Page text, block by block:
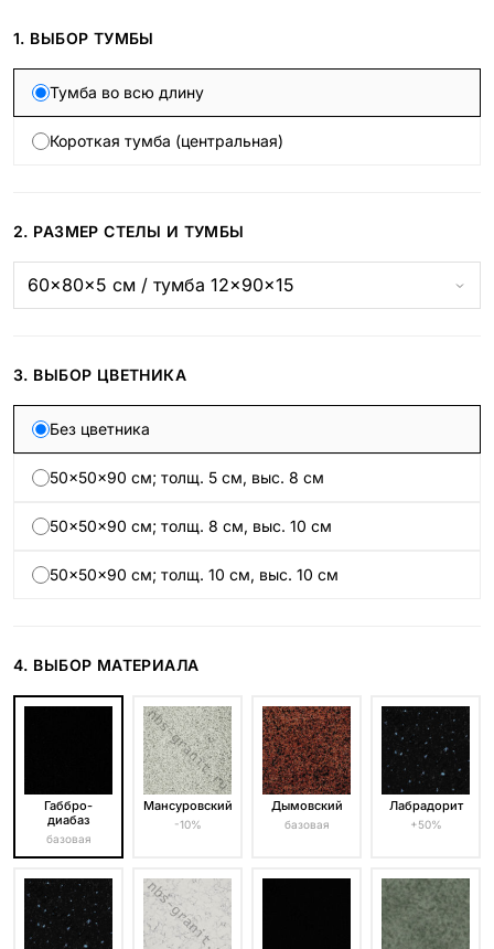
1. ВЫБОР ТУМБЫ
Тумба во всю длину
Короткая тумба (центральная)
2. РАЗМЕР СТЕЛЫ И ТУМБЫ
3. ВЫБОР ЦВЕТНИКА
Без цветника
50×50×90 см; толщ. 5 см, выс. 8 см
50×50×90 см; толщ. 8 см, выс. 10 см
50×50×90 см; толщ. 10 см, выс. 10 см
4. ВЫБОР МАТЕРИАЛА
Габбро-
диабаз
базовая
Мансуровский
-10%
Дымовский
базовая
Лабрадорит
+50%